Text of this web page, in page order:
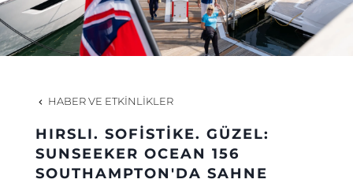
ŞİRKET
EKIP
MİRAS
HABER VE ETKINLIKLER
HIRSLI. SOFİSTİKE. GÜZEL:
SUNSEEKER OCEAN 156
SOUTHAMPTON'DA SAHNE